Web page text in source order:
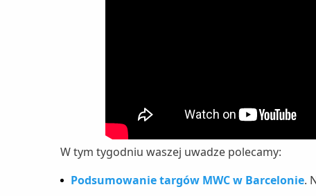
W tym tygodniu waszej uwadze polecamy:
Podsumowanie targów MWC w Barcelonie.